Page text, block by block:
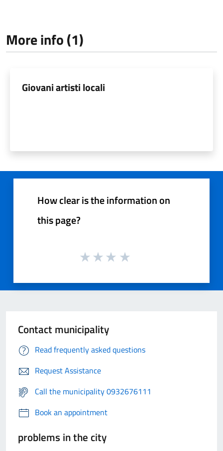
More info (1)
Giovani artisti locali
How clear is the information on
this page?
Contact municipality
Read frequently asked questions
Request Assistance
Call the municipality 0932676111
Book an appointment
problems in the city